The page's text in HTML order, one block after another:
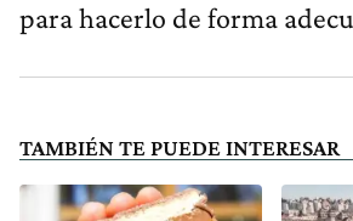
para hacerlo de forma
TAMBIÉN TE PUEDE INTERESAR